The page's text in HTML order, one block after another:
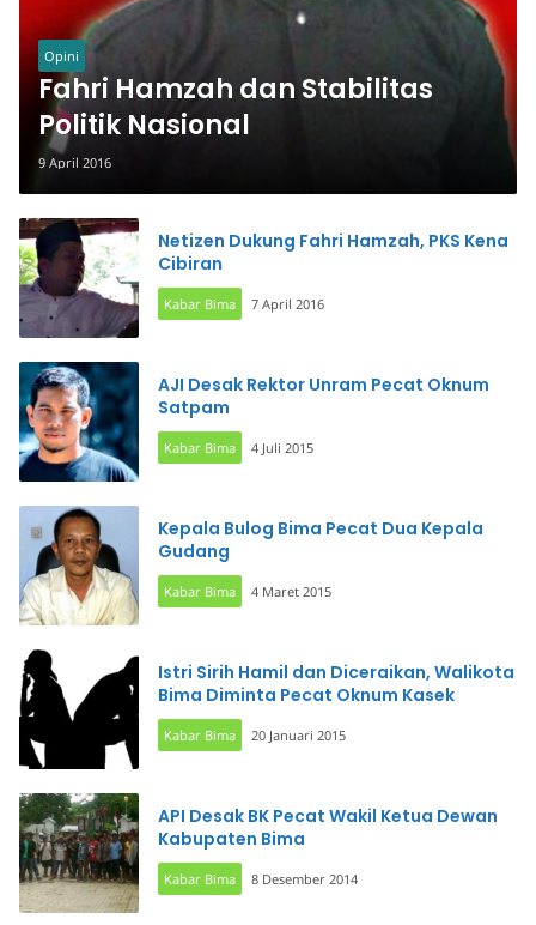
Opini
Fahri Hamzah dan Stabilitas
Politik Nasional
9 April 2016
Netizen Dukung Fahri Hamzah, PKS Kena
Cibiran
Kabar Bima 7 April 2016
AJI Desak Rektor Unram Pecat Oknum
Satpam
Kabar Bima 4 Juli 2015
Kepala Bulog Bima Pecat Dua Kepala
Gudang
Kabar Bima 4 Maret 2015
Istri Sirih Hamil dan Diceraikan, Walikota
Bima Diminta Pecat Oknum Kasek
Kabar Bima 20 Januari 2015
API Desak BK Pecat Wakil Ketua Dewan
Kabupaten Bima
Kabar Bima 8 Desember 2014